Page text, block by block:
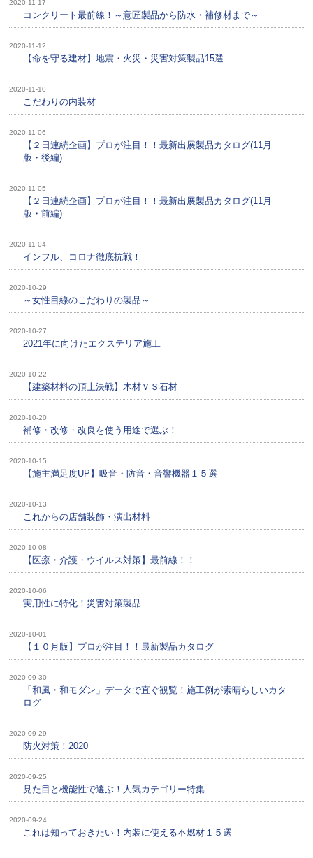
2020-11-17
コンクリート最前線！～意匠製品から防水・補修材まで～
2020-11-12
【命を守る建材】地震・火災・災害対策製品15選
2020-11-10
こだわりの内装材
2020-11-06
【２日連続企画】プロが注目！！最新出展製品カタログ(11月
版・後編)
2020-11-05
【２日連続企画】プロが注目！！最新出展製品カタログ(11月
版・前編)
2020-11-04
インフル、コロナ徹底抗戦！
2020-10-29
～女性目線のこだわりの製品～
2020-10-27
2021年に向けたエクステリア施工
2020-10-22
【建築材料の頂上決戦】木材ＶＳ石材
2020-10-20
補修・改修・改良を使う用途で選ぶ！
2020-10-15
【施主満足度UP】吸音・防音・音響機器１５選
2020-10-13
これからの店舗装飾・演出材料
2020-10-08
【医療・介護・ウイルス対策】最前線！！
2020-10-06
実用性に特化！災害対策製品
2020-10-01
【１０月版】プロが注目！！最新製品カタログ
2020-09-30
「和風・和モダン」データで直ぐ観覧！施工例が素晴らしいカタ
ログ
2020-09-29
防火対策！2020
2020-09-25
見た目と機能性で選ぶ！人気カテゴリー特集
2020-09-24
これは知っておきたい！内装に使える不燃材１５選